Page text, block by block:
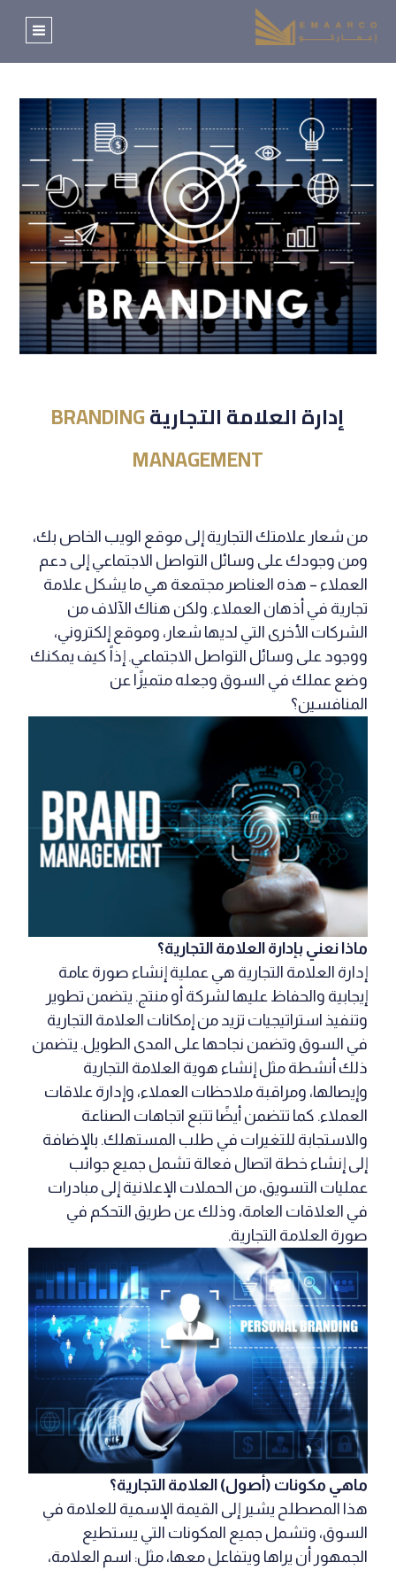
إدارة العلامة التجاريةBRANDING
MANAGEMENT
من شعار علامتك التجارية إلى موقع الويب الخاص بك،
ومن وجودك على وسائل التواصل الاجتماعي إلى دعم
العملاء – هذه العناصر مجتمعة هي ما يشكل علامة
تجارية في أذهان العملاء. ولكن هناك الآلاف من
الشركات الأخرى التي لديها شعار، وموقع إلكتروني،
ووجود على وسائل التواصل الاجتماعي. إذاً كيف يمكنك
وضع عملك في السوق وجعله متميزًا عن
المنافسين؟
ماذا نعني بإدارة العلامة التجارية؟
إدارة العلامة التجارية هي عملية إنشاء صورة عامة
إيجابية والحفاظ عليها لشركة أو منتج. يتضمن تطوير
وتنفيذ استراتيجيات تزيد من إمكانات العلامة التجارية
في السوق وتضمن نجاحها على المدى الطويل. يتضمن
ذلك أنشطة مثل إنشاء هوية العلامة التجارية
وإيصالها، ومراقبة ملاحظات العملاء، وإدارة علاقات
العملاء. كما تتضمن أيضًا تتبع اتجاهات الصناعة
والاستجابة للتغيرات في طلب المستهلك. بالإضافة
إلى إنشاء خطة اتصال فعالة تشمل جميع جوانب
عمليات التسويق، من الحملات الإعلانية إلى مبادرات
في العلاقات العامة، وذلك عن طريق التحكم في
صورة العلامة التجارية.
ماهي مكونات (أصول) العلامة التجارية؟
هذا المصطلح يشير إلى القيمة الإسمية للعلامة في
السوق، وتشمل جميع المكونات التي يستطيع
الجمهور أن يراها ويتفاعل معها، مثل: اسم العلامة،